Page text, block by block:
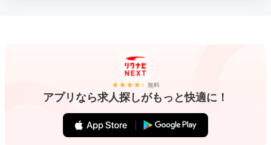
無料
アプリなら求人探しがもっと快適に！